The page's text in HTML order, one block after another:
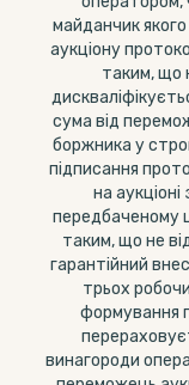
майданчик якого
аукціону
таким, що
сума від
боржника у
підписання
на
передбаченому
таким, що не
гарантійний
трьох
формування
винагороди